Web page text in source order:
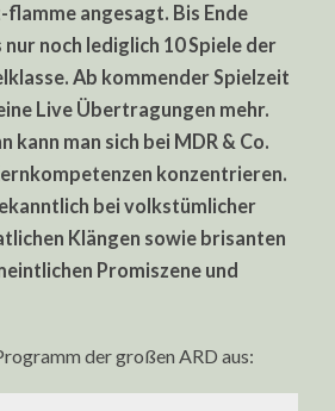
angesagt. Bis Ende
noch lediglich 10 Spiele der
Ab kommender Spielzeit
Live Übertragungen mehr.
kann man sich bei MDR & Co.
konzentrieren.
bei volkstümlicher
Klängen sowie brisanten
Promiszene und
der großen ARD aus: